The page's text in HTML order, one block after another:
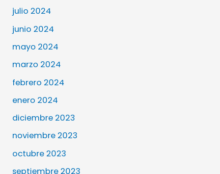
julio 2024
junio 2024
mayo 2024
marzo 2024
febrero 2024
enero 2024
diciembre 2023
noviembre 2023
octubre 2023
septiembre 2023